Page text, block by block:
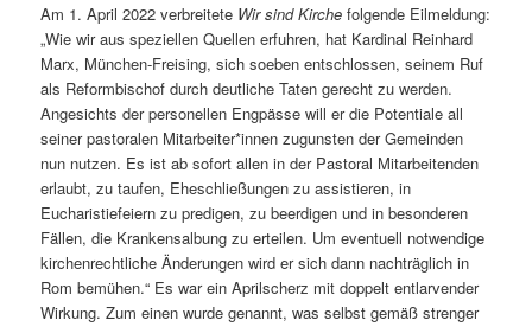
Am 1. April 2022 verbreitete Wir sind Kirche folgende Eilmeldung:
„Wie wir aus speziellen Quellen erfuhren, hat Kardinal Reinhard
Marx, München-Freising, sich soeben entschlossen, seinem Ruf
als Reformbischof durch deutliche Taten gerecht zu werden.
Angesichts der personellen Engpässe will er die Potentiale all
seiner pastoralen Mitarbeiter*innen zugunsten der Gemeinden
nun nutzen. Es ist ab sofort allen in der Pastoral Mitarbeitenden
erlaubt, zu taufen, Eheschließungen zu assistieren, in
Eucharistiefeiern zu predigen, zu beerdigen und in besonderen
Fällen, die Krankensalbung zu erteilen. Um eventuell notwendige
kirchenrechtliche Änderungen wird er sich dann nachträglich in
Rom bemühen.“ Es war ein Aprilscherz mit doppelt entlarvender
Wirkung. Zum einen wurde genannt, was selbst gemäß strenger